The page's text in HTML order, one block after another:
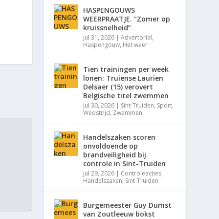
HASPENGOUWS
WEERPRAATJE. “Zomer op
kruissnelheid”
jul 31, 2026 |Advertorial,
Haspengouw, Het weer
Tien trainingen per week
lonen: Truiense Laurien
Delsaer (15) verovert
Belgische titel zwemmen
jul 30, 2026 | Sint-Truiden, Sport,
Wedstrijd, Zwemmen
Handelszaken scoren
onvoldoende op
brandveiligheid bij
controle in Sint-Truiden
jul 29, 2026 | Controleacties,
Handelszaken, Sint-Truiden
Burgemeester Guy Dumst
van Zoutleeuw bokst